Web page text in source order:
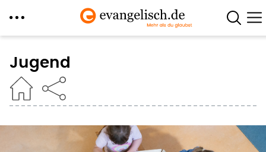
zum
Inhalt
Jugend